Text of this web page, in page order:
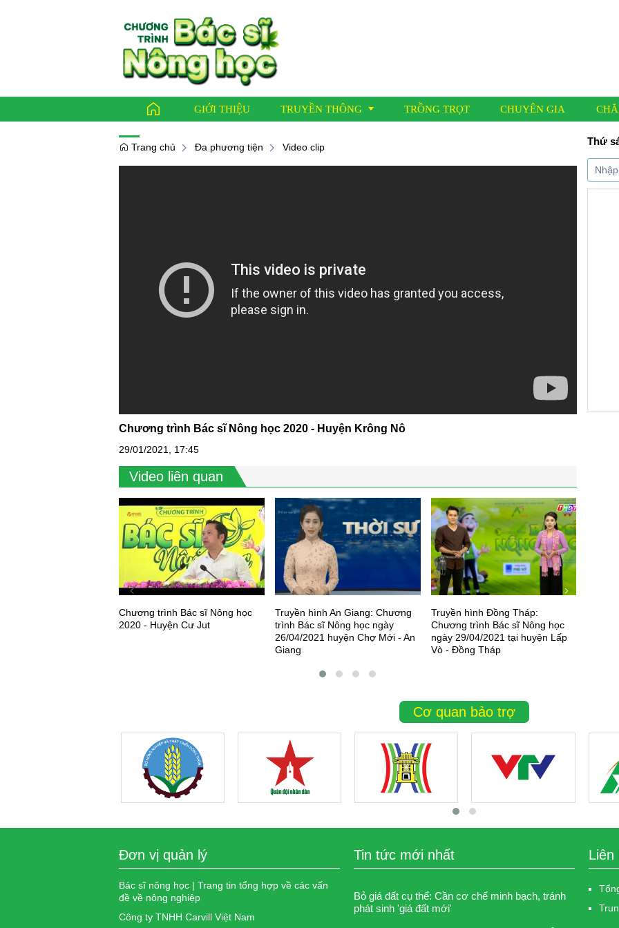
GIỚI THIỆU TRUYỀN THÔNG
Báo chí đưa tin
TRỒNG TRỌT CHUYÊN GIA
Trang chủ Đa phương tiện Video clip
Chương trình Bác sĩ Nông học 2020 - Huyện Krông Nô
29/01/2021, 17:45
Video liên quan
Chương trình Bác sĩ Nông học
2020 - Huyện Cư Jut
Truyền hình An Giang: Chương
trình Bác sĩ Nông học ngày
26/04/2021 huyện Chợ Mới - An
Giang
Truyền hình Đồng Tháp:
Chương trình Bác sĩ Nông học
ngày 29/04/2021 tại huyện Lấp
Vò - Đồng Tháp
Thứ
Cơ quan bảo trợ
Đơn vị quản lý
Bác sĩ nông học | Trang tin tổng hợp về các vấn
đề về nông nghiệp
Công ty TNHH Carvill Việt Nam
Tin tức mới nhất
Bỏ giá đất cụ thể: Cần cơ chế minh bạch, tránh
phát sinh 'giá đất mới'
Liên